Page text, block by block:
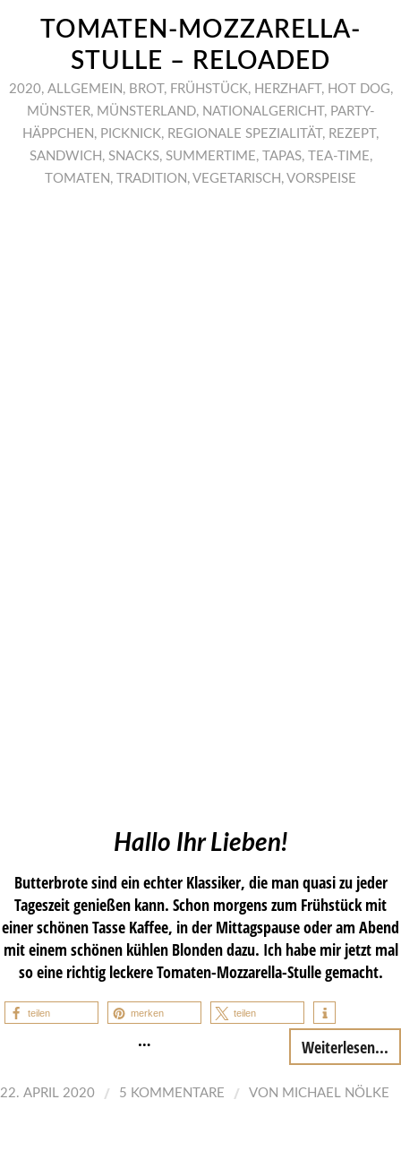
TOMATEN-MOZZARELLA-
STULLE – RELOADED
2020, ALLGEMEIN , BROT , FRÜHSTÜCK, HERZHAFT , HOT DOG,
MÜNSTER, MÜNSTERLAND, NATIONALGERICHT , PARTY-
HÄPPCHEN , PICKNICK, REGIONALE SPEZIALITÄT , REZEPT ,
SANDWICH , SNACKS, SUMMERTIME , TAPAS, TEA-TIME ,
TOMATEN , TRADITION , VEGETARISCH , VORSPEISE
Hallo Ihr Lieben!
Butterbrote sind ein echter Klassiker, die man quasi zu jeder
Tageszeit genießen kann. Schon morgens zum Frühstück mit
einer schönen Tasse Kaffee, in der Mittagspause oder am Abend
mit einem schönen kühlen Blonden dazu. Ich habe mir jetzt mal
so eine richtig leckere Tomaten-Mozzarella-Stulle gemacht.
teilen merken teilen
… Weiterlesen...
22. APRIL 2020 / 5 KOMMENTARE / VON MICHAEL NÖLKE